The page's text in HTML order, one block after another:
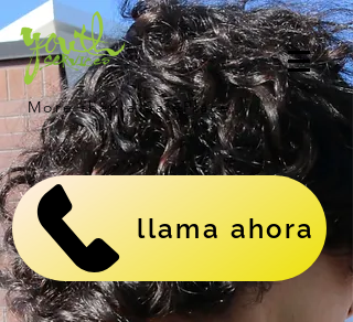
More than a SafePlace.
llama ahora